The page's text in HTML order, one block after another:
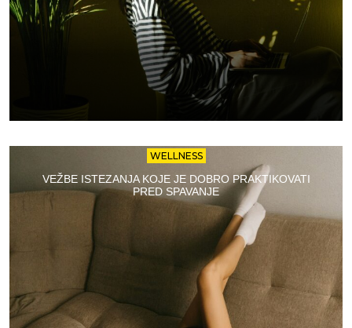
WELLNESS
VEŽBE ISTEZANJA KOJE JE DOBRO PRAKTIKOVATI
PRED SPAVANJE